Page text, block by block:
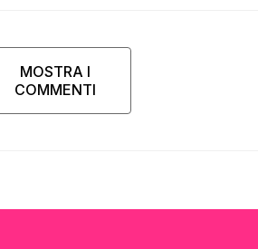
MOSTRA I
COMMENTI